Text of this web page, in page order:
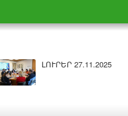
ԼՈՒՐԵՐ 26.11.2025